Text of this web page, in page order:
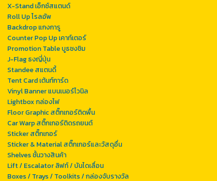
X-Stand เอ็กซ์สแตนด์
Roll Up โรลอัพ
Backdrop แกงการู
Counter Pop Up เคาท์เตอร์
Promotion Table บูธชงชิม
J-Flag ธงญี่ปุ่น
Standee สแตนดี้
Tent Card เต้นท์การ์ด
Vinyl Banner แบนเนอร์ไวนิล
Lightbox กล่องไฟ
Floor Graphic สติ๊กเกอร์ติดพื้น
Car Warp สติ๊กเกอร์ติดรถยนต์
Sticker สติ๊กเกอร์
Sticker & Material สติ๊กเกอร์และวัสดุอื่น
Shelves ชั้นวางสินค้า
Lift / Escalator ลิฟท์ / บันไดเลื่อน
Boxes / Trays / Toolkits / กล่องจับรางวัล